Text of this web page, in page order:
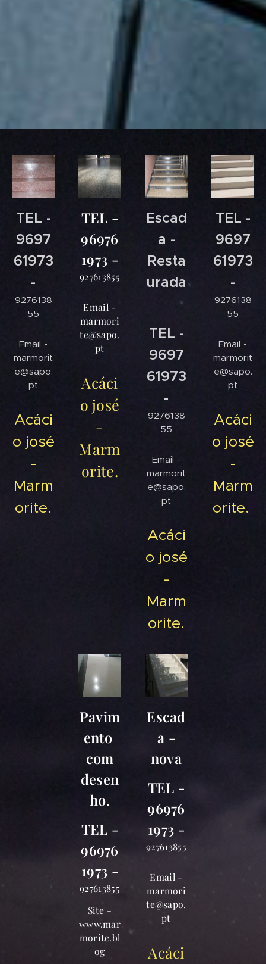
TEL -
9697
61973
-
9276138
55
Email -
marmorit
e@sapo.
pt
Acáci
o josé
-
Marm
orite.
TEL -
96976
1973 -
927613855
Email -
marmori
te@sapo.
pt
Acáci
o josé
-
Marm
orite.
Escad
a -
Resta
urada
TEL -
9697
61973
-
9276138
55
Email -
marmorit
e@sapo.
pt
Acáci
o josé
-
Marm
orite.
TEL -
9697
61973
-
9276138
55
Email -
marmorit
e@sapo.
pt
Acáci
o josé
-
Marm
orite.
Pavim
ento
com
desen
ho.
TEL -
96976
1973 -
927613855
Site -
www.mar
morite.bl
og
Escad
a -
nova
TEL -
96976
1973 -
927613855
Email -
marmori
te@sapo.
pt
Acáci